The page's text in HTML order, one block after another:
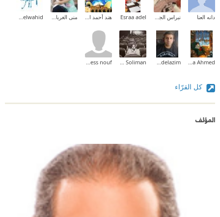
دانه العنا نبراس الجيلاني Esraa adel هند أحمد السيد منى الغرباوي Ahmed M. Abdelwahid
Marwa Ahmed
Ziad Abdelazim
Mostafa Soliman
Princess nouf
كل القرّاء
المؤلف